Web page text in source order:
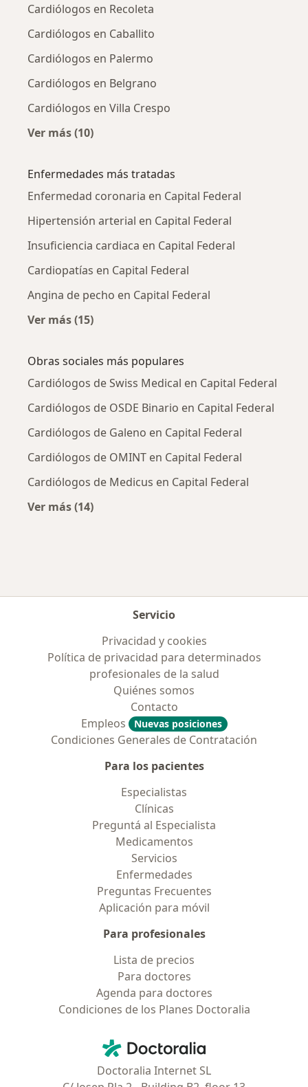
Cardiólogos en Recoleta
Cardiólogos en Caballito
Cardiólogos en Palermo
Cardiólogos en Belgrano
Cardiólogos en Villa Crespo
Ver más (10)
Enfermedades más tratadas
Enfermedad coronaria en Capital Federal
Hipertensión arterial en Capital Federal
Insuficiencia cardiaca en Capital Federal
Cardiopatías en Capital Federal
Angina de pecho en Capital Federal
Ver más (15)
Obras sociales más populares
Cardiólogos de Swiss Medical en Capital Federal
Cardiólogos de OSDE Binario en Capital Federal
Cardiólogos de Galeno en Capital Federal
Cardiólogos de OMINT en Capital Federal
Cardiólogos de Medicus en Capital Federal
Ver más (14)
Servicio
Privacidad y cookies
Política de privacidad para determinados
profesionales de la salud
Quiénes somos
Contacto
Empleos
Nuevas posiciones
Condiciones Generales de Contratación
Para los pacientes
Especialistas
Clínicas
Preguntá al Especialista
Medicamentos
Servicios
Enfermedades
Preguntas Frecuentes
Aplicación para móvil
Para profesionales
Lista de precios
Para doctores
Agenda para doctores
Condiciones de los Planes Doctoralia
Doctoralia - Página de inicio
Doctoralia Internet SL